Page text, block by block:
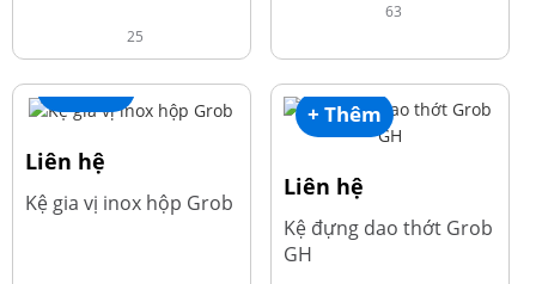
25
63
+ Thêm
Liên hệ
Kệ gia vị inox hộp Grob
+ Thêm
Liên hệ
Kệ đựng dao thớt Grob
GH